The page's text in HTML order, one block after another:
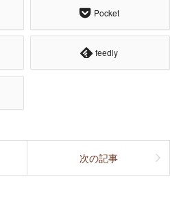
Pocket
feedly
次の記事